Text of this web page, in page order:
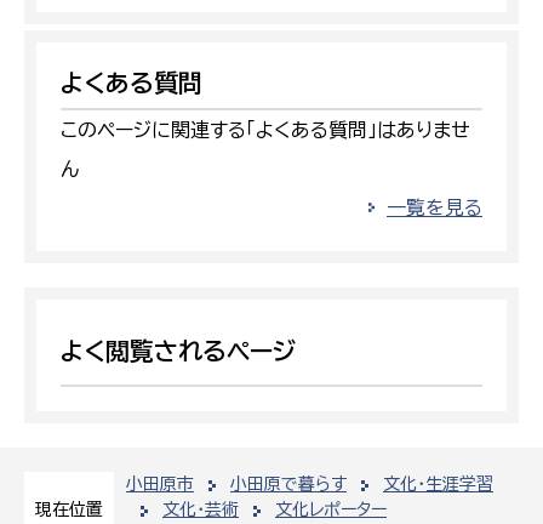
現在位置
小田原市 小田原で暮らす
文化・生涯学習
文化・芸術
文化レポーター
よくある質問
このページに関連する「よくある質問」はありませ
ん
一覧を見る
よく閲覧されるページ